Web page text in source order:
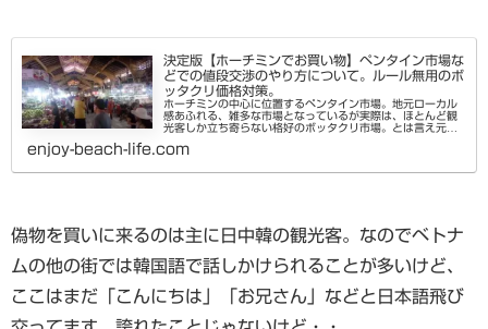
決定版【ホーチミンでお買い物】ペンタイン市場な
どでの値段交渉のやり方について。ルール無用のボ
ッタクリ価格対策。
ホーチミンの中心に位置するペンタイン市場。地元ローカル
感あふれる、雑多な市場となっているが実際は、ほとんど観
光客しか立ち寄らない格好のボッタクリ市場。とは言え元来
て、あらかじめ提示される...
enjoy-beach-life.com
偽物を買いに来るのは主に日中韓の観光客。なのでベトナ
ムの他の街では韓国語で話しかけられることが多いけど、
ここはまだ「こんにちは」「お兄さん」などと日本語飛び